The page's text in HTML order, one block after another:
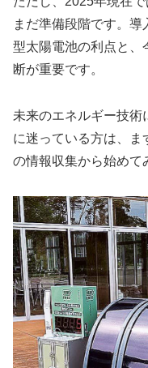
まだ準備段階です。
型太陽電池の利点と、
断が重要です。
未来のエネルギー技
に迷っている方は、ま
の情報収集から始めて